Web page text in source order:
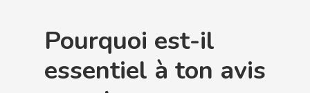
Pourquoi est-il
essentiel à ton avis